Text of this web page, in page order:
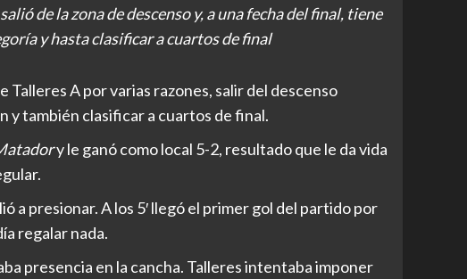
de la zona de descenso y, a una fecha del final, tiene
y hasta clasificar a cuartos de final
A por varias razones, salir del descenso
y también clasificar a cuartos de final.
y le ganó como local 5-2, resultado que le da vida
a presionar. A los 5′ llegó el primer gol del partido por
regalar nada.
presencia en la cancha. Talleres intentaba imponer